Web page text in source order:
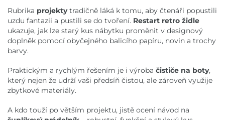
Rubrika projektytradičně láká k tomu, aby čtenáři popustili
uzdu fantazii a pustili se do tvoření. Restart retro židle
ukazuje, jak lze starý kus nábytku proměnit v designový
doplněk pomocí obyčejného balicího papíru, novin a trochy
barvy.
Praktickým a rychlým řešením je i výroba čističe na boty,
který nejen že udrží vaši předsíň čistou, ale zároveň využije
zbytkové materiály.
A kdo touží po větším projektu, jistě ocení návod na